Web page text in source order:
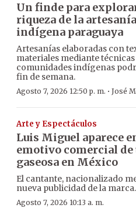
Un finde para
riqueza de la artesanía
indígena paraguaya
Artesanías elaboradas con
materiales mediante
comunidades indígenas
fin de semana.
Agosto 7, 2026 12:50 p. m. · José
Arte y Espectáculos
Luis Miguel aparece
emotivo comercial de
gaseosa en México
El cantante, nacionalizado
nueva publicidad de la marca.
Agosto 7, 2026 10:13 a. m.